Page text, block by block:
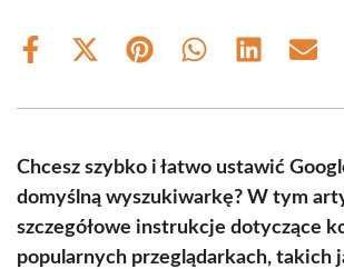
Share
Share
(Twitter)
Share Share Share Share
Chcesz szybko i łatwo ustawić
domyślną wyszukiwarkę? W tym
szczegółowe instrukcje dotyczące
popularnych przeglądarkach, takich